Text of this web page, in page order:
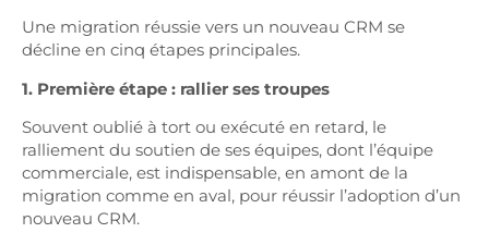
Une migration réussie vers un nouveau CRM se
décline en cinq étapes principales.
1. Première étape : rallier ses troupes
Souvent oublié à tort ou exécuté en retard, le
ralliement du soutien de ses équipes, dont l’équipe
commerciale, est indispensable, en amont de la
migration comme en aval, pour réussir l’adoption d’un
nouveau CRM.